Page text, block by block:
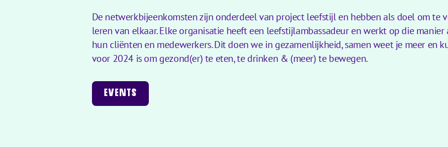
De netwerkbijeenkomsten zijn onderdeel van project leefstijl en hebben als doel om te
leren van elkaar. Elke organisatie heeft een leefstijlambassadeur en werkt op die
hun cliënten en medewerkers. Dit doen we in gezamenlijkheid, samen weet je meer en
voor 2024 is om gezond(er) te eten, te drinken & (meer) te bewegen.
EVENTS